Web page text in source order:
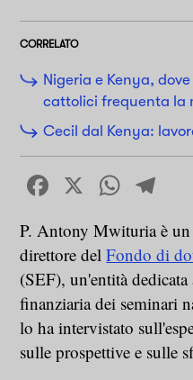
CORRELATO
Nigeria e Kenya,
cattolici frequenta la
Cecil dal Kenya:
Facebook
X
P. Antony Mwituria è un
direttore delFondo di
(SEF), un'entità
finanziaria dei seminari
lo ha intervistato
sulle prospettive e sulle